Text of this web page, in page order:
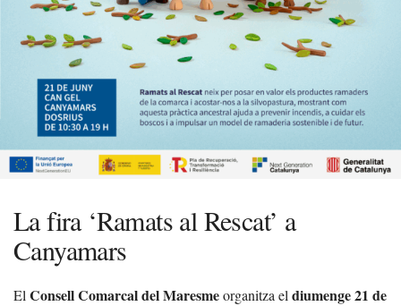
La fira ‘Ramats al Rescat’ a
Canyamars
El Consell Comarcal del Maresmeorganitza el diumenge 21 de